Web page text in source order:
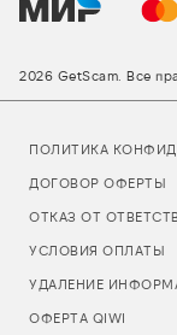
2026 GetScam. Все
ПОЛИТИКА
ДОГОВОР ОФЕРТЫ
ОТКАЗ ОТ
УСЛОВИЯ ОПЛАТЫ
УДАЛЕНИЕ
ОФЕРТА QIWI